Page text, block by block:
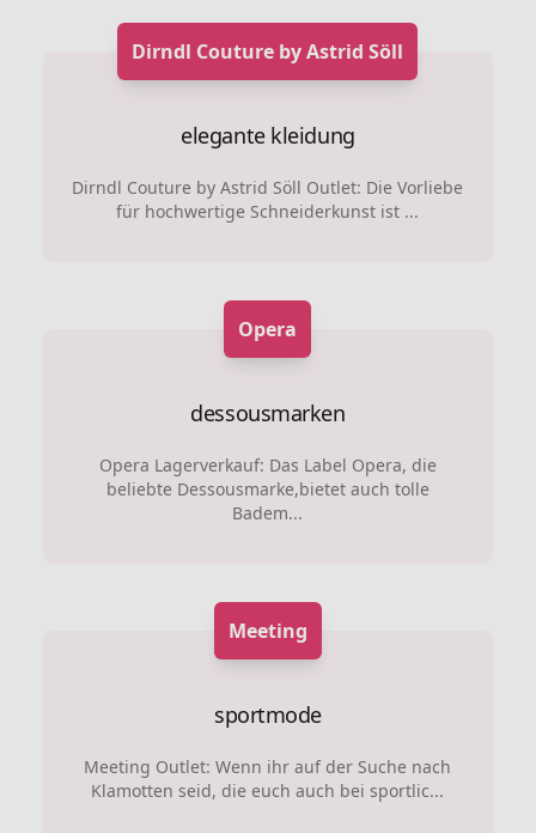
Dirndl Couture by Astrid Söll
elegante kleidung
Dirndl Couture by Astrid Söll Outlet: Die Vorliebe
für hochwertige Schneiderkunst ist ...
Opera
dessousmarken
Opera Lagerverkauf: Das Label Opera, die
beliebte Dessousmarke,bietet auch tolle
Badem...
Meeting
sportmode
Meeting Outlet: Wenn ihr auf der Suche nach
Klamotten seid, die euch auch bei sportlic...